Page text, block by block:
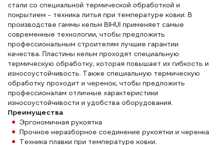
стали со специальной термической обработкой и
покрытием - техника литья при температуре ковки. В
производстве гаммы кельм BIHUI применяет самые
современные технологии, чтобы предложить
профессиональным строителям лучшие гарантии
качества. Пластины кельм проходят специальную
термическую обработку, которая повышает их гибкость и
износоустойчивость. Также специальную термическую
обработку проходит и черенок, чтобы предложить
профессионалам отличные характеристики
износоустойчивости и удобства оборудования.
Преимущества
Эргономичная рукоятка
Прочное неразборное соединение рукоятки и черенка
Техника плавки при температуре ковки.